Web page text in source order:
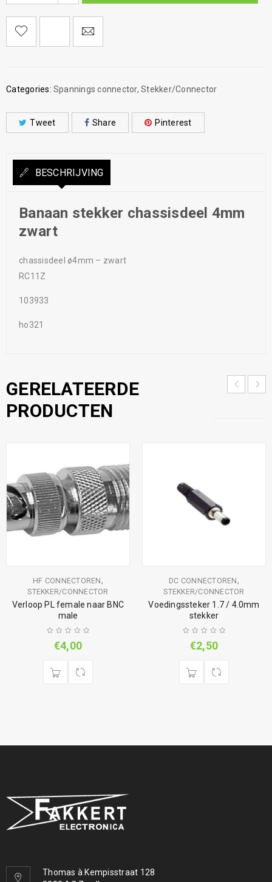
Categories: Spannings connector, Stekker/Connector
Tweet Share Pinterest
BESCHRIJVING
Banaan stekker chassisdeel 4mm
zwart
chassisdeel ø4mm – zwart
RC11Z
103933
ho321
GERELATEERDE
PRODUCTEN
HF CONNECTOREN ,
STEKKER/CONNECTOR
Verloop PL female naar BNC
male
€4,00
DC CONNECTOREN ,
STEKKER/CONNECTOR
Voedingssteker 1.7 / 4.0mm
stekker
€2,50
Thomas à Kempisstraat 128